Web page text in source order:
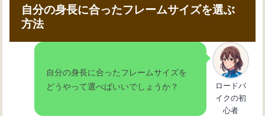
自分の身長に合ったフレームサイズを選ぶ
方法
自分の身長に合ったフレームサイズを
どうやって選べばいいでしょうか？
ロードバ
イクの初
心者